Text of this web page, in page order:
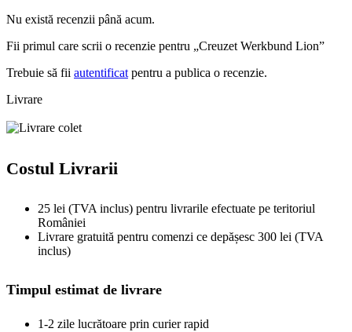
Nu există recenzii până acum.
Fii primul care scrii o recenzie pentru „Creuzet Werkbund Lion”
Trebuie să fii autentificat pentru a publica o recenzie.
Livrare
Costul Livrarii
25 lei (TVA inclus) pentru livrarile efectuate pe teritoriul
României
Livrare gratuită pentru comenzi ce depășesc 300 lei (TVA
inclus)
Timpul estimat de livrare
1-2 zile lucrătoare prin curier rapid